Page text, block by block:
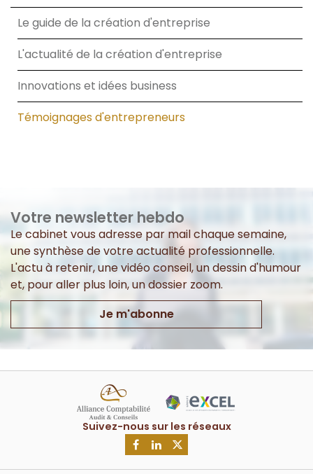
Le guide de la création d'entreprise
L'actualité de la création d'entreprise
Innovations et idées business
Témoignages d'entrepreneurs
Votre newsletter hebdo
Le cabinet vous adresse par mail chaque semaine,
une synthèse de votre actualité professionnelle.
L'actu à retenir, une vidéo conseil, un dessin d'humour
et, pour aller plus loin, un dossier zoom.
Je m'abonne